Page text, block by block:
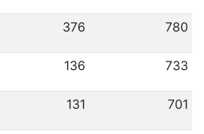
376 780
136 733
131 701